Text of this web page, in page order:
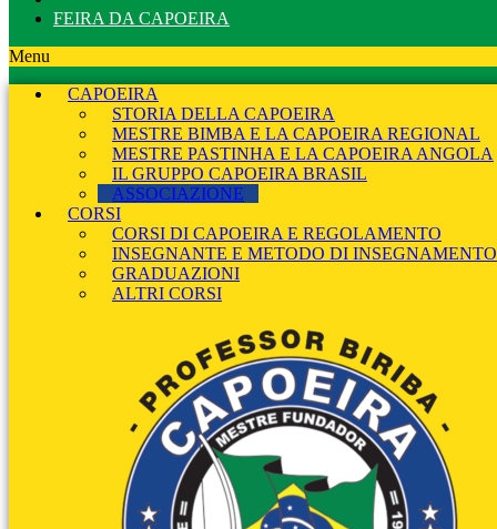
FEIRA DA CAPOEIRA
Menu
CAPOEIRA
STORIA DELLA CAPOEIRA
MESTRE BIMBA E LA CAPOEIRA REGIONAL
MESTRE PASTINHA E LA CAPOEIRA ANGOLA
IL GRUPPO CAPOEIRA BRASIL
ASSOCIAZIONE
CORSI
CORSI DI CAPOEIRA E REGOLAMENTO
INSEGNANTE E METODO DI INSEGNAMENTO
GRADUAZIONI
ALTRI CORSI